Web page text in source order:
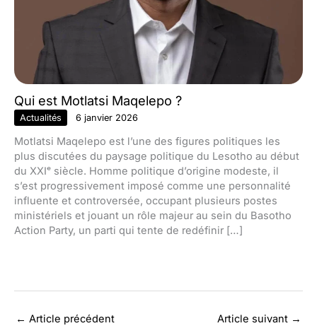
Qui est Motlatsi Maqelepo ?
Actualités 6 janvier 2026
Motlatsi Maqelepo est l’une des figures politiques les
plus discutées du paysage politique du Lesotho au début
du XXIᵉ siècle. Homme politique d’origine modeste, il
s’est progressivement imposé comme une personnalité
influente et controversée, occupant plusieurs postes
ministériels et jouant un rôle majeur au sein du Basotho
Action Party, un parti qui tente de redéfinir […]
← Article précédent Article suivant →